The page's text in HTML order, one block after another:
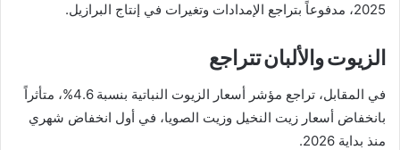
2025، مدفوعاً بتراجع الإمدادات وتغيرات في إنتاج البرازيل.
الزيوت والألبان تتراجع
في المقابل، تراجع مؤشر أسعار الزيوت النباتية بنسبة 4.6%، متأثراً
بانخفاض أسعار زيت النخيل وزيت الصويا، في أول انخفاض شهري
منذ بداية 2026.